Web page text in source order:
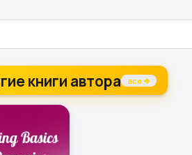
книги автора все →